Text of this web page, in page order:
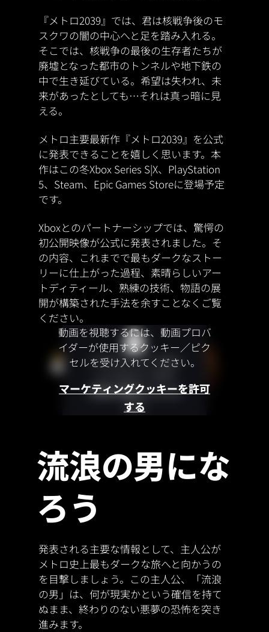
『メトロ2039』では、君は核戦争後のモ
スクワの闇の中心へと足を踏み入れる。
そこでは、核戦争の最後の生存者たちが
廃墟となった都市のトンネルや地下鉄の
中で生き延びている。希望は失われ、未
来があったとしても…それは真っ暗に見
える。
メトロ主要最新作『メトロ2039』を公式
に発表できることを嬉しく思います。本
作はこの冬Xbox Series S|X、PlayStation
5、Steam、Epic Games Storeに登場予定
です。
Xboxとのパートナーシップでは、驚愕の
初公開映像が公式に発表されました。そ
の内容、これまでで最もダークなストー
リーに仕上がった過程、素晴らしいアー
トディティール、熟練の技術、物語の展
開が構築された手法を余すことなくご覧
ください。
動画を視聴するには、動画プロバ
イダーが使用するクッキー／ピク
セルを受け入れてください。
マーケティングクッキーを許可
する
このコンテンツはロ
年齢を確認してくだ
さい
流浪の男にな
ろう
発表される主要な情報として、主人公が
メトロ史上最もダークな旅へと向かうの
を目撃しましょう。この主人公、「流浪
の男」は、何が現実かという確信を持て
ぬまま、終わりのない悪夢の恐怖を突き
進みます。